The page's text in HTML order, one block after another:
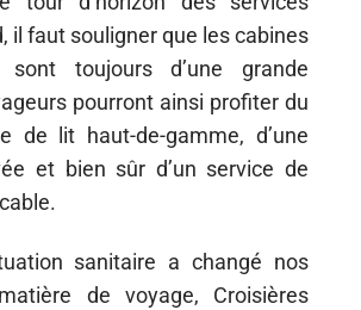
il faut souligner que les cabines
toujours d’une grande
pourront ainsi profiter du
de lit haut-de-gamme, d’une
et bien sûr d’un service de
sanitaire a changé nos
de voyage, Croisières